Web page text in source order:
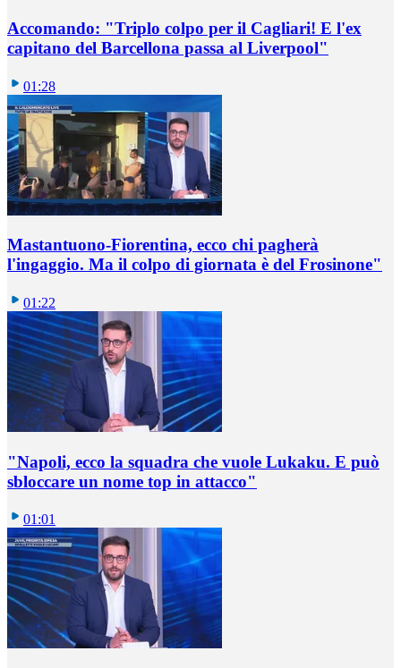
Accomando: "Triplo colpo per il Cagliari! E l'ex
capitano del Barcellona passa al Liverpool"
01:28
Mastantuono-Fiorentina, ecco chi pagherà
l'ingaggio. Ma il colpo di giornata è del Frosinone"
01:22
"Napoli, ecco la squadra che vuole Lukaku. E può
sbloccare un nome top in attacco"
01:01